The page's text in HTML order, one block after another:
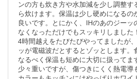
ンの方も炊き方や水加減を少し調整す
ら炊けます。保温は少し硬めになるの
良いです。とにかく、IHのあのジーッ
なくなっただけでもスッキリしました
4時間越えをたびたびやってましたが
ッが電磁波だとするとゾッとします。
なるべく保温も短めに大切に扱ってま
少々重いですが、傷つきにくく熱電導